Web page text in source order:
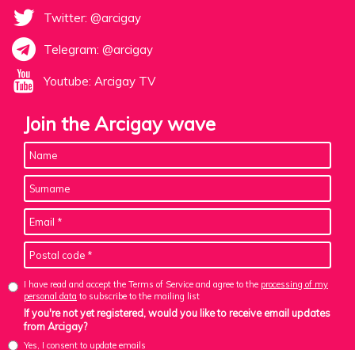
Twitter: @arcigay
Telegram: @arcigay
Youtube: Arcigay TV
Join the Arcigay wave
I have read and accept the Terms of Service and agree to the processing of my
personal data to subscribe to the mailing list
If you're not yet registered, would you like to receive email updates
from Arcigay?
Yes, I consent to update emails